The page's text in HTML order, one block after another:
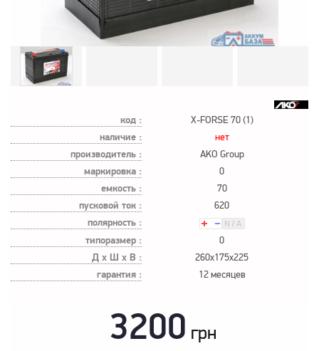
код : X-FORSE 70 (1)
наличие : нет
производитель : AKO Group
маркировка : 0
емкость : 70
пусковой ток : 620
полярность :
типоразмер :
0
Д х Ш х В : 260x175x225
гарантия : 12 месяцев
3200 грн